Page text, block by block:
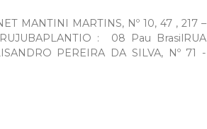
MANTINI MARTINS, Nº 10, 47 , 217 –
: 08 Pau BrasilRUA
PEREIRA DA SILVA, Nº 71 -